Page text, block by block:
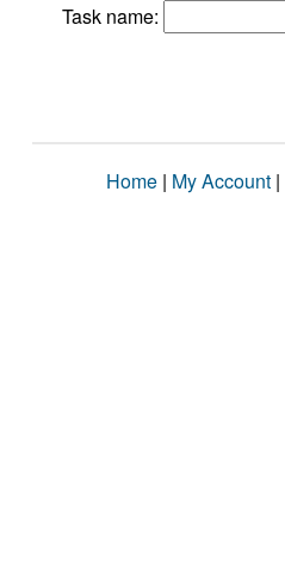
Task name:
Home | My Account |